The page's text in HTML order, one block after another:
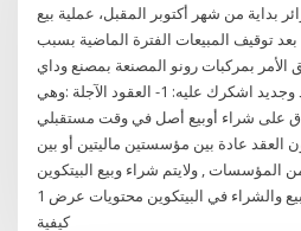
بداية من شهر أكتوبر المقبل، عملية بيع
بعد توقيف المبيعات الفترة الماضية بسبب
الأمر بمركبات رونو المصنعة بمصنع وداي
تليلات بوهران سؤل جيد وجديد اشكرك عليه: 1- العقود الآجلة :وهي
على شراء أوبيع أصل في وقت مستقبلي
عادة بين مؤسستين ماليتين أو بين
المؤسسات , ولايتم شراء وبيع البيتكوين
والعملات الرقمية كيفية البيع والشراء في البيتكوين محتويات عرض 1
كيفية